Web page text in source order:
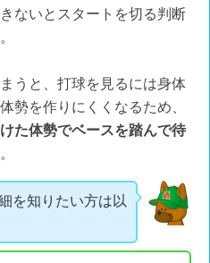
ないとスタートを切る判断
うと、打球を見るには身体
勢を作りにくくなるため、
た体勢でベースを踏んで待
を知りたい方は以